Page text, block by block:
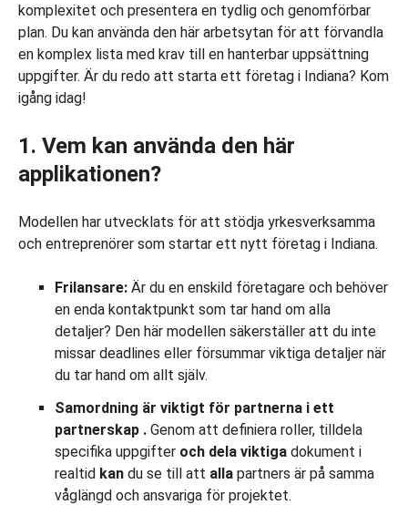
komplexitet och presentera en tydlig och genomförbar
plan. Du kan använda den här arbetsytan för att förvandla
en komplex lista med krav till en hanterbar uppsättning
uppgifter. Är du redo att starta ett företag i Indiana? Kom
igång idag!
1. Vem kan använda den här
applikationen?
Modellen har utvecklats för att stödja yrkesverksamma
och entreprenörer som startar ett nytt företag i Indiana.
Frilansare: Är du en enskild företagare och behöver
en enda kontaktpunkt som tar hand om alla
detaljer? Den här modellen säkerställer att du inte
missar deadlines eller försummar viktiga detaljer när
du tar hand om allt själv.
Samordning är viktigt för partnerna i ett
partnerskap . Genom att definiera roller, tilldela
specifika uppgifter och dela viktiga dokument i
realtid kan du se till att alla partners är på samma
våglängd och ansvariga för projektet.